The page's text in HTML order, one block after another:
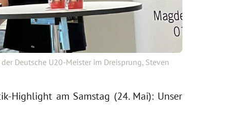
Deutsche U20-Meister im Dreisprung, Steven
Highlight am Samstag (24. Mai): Unser